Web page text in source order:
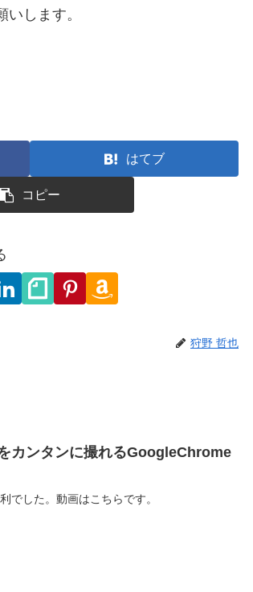
します。
はてブ
コピー
狩野 哲也
カンタンに撮れるGoogleChrome
でした。動画はこちらです。